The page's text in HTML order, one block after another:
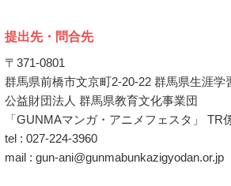
提出先・問合先
〒371-0801
群馬県前橋市文京町2-20-22 群馬県生涯学
公益財団法人 群馬県教育文化事業団
「GUNMAマンガ・アニメフェスタ」 TR
tel : 027-224-3960
mail : gun-ani@gunmabunkazigyodan.or.jp